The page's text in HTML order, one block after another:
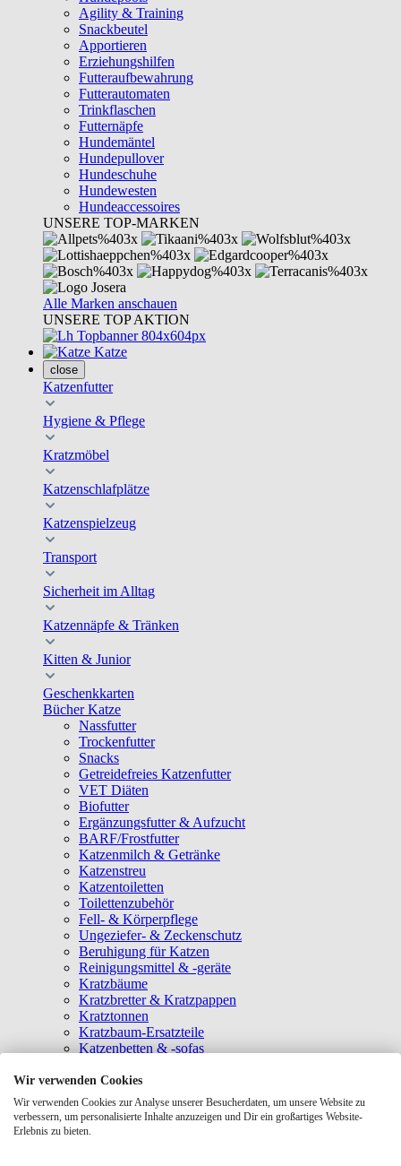
Agility & Training
Snackbeutel
Apportieren
Erziehungshilfen
Futteraufbewahrung
Futterautomaten
Trinkflaschen
Futternäpfe
Hundemäntel
Hundepullover
Hundeschuhe
Hundewesten
Hundeaccessoires
UNSERE TOP-MARKEN
Alle Marken anschauen
UNSERE TOP AKTION
Katze
close
Katzenfutter
Hygiene & Pflege
Kratzmöbel
Katzenschlafplätze
Katzenspielzeug
Transport
Sicherheit im Alltag
Katzennäpfe & Tränken
Kitten & Junior
Geschenkkarten
Bücher Katze
Nassfutter
Trockenfutter
Snacks
Getreidefreies Katzenfutter
VET Diäten
Biofutter
Ergänzungsfutter & Aufzucht
BARF/Frostfutter
Katzenmilch & Getränke
Katzenstreu
Katzentoiletten
Toilettenzubehör
Fell- & Körperpflege
Ungeziefer- & Zeckenschutz
Beruhigung für Katzen
Reinigungsmittel & -geräte
Kratzbäume
Kratzbretter & Kratzpappen
Kratztonnen
Kratzbaum-Ersatzteile
Katzenbetten & -sofas
Katzenhäuser
Hängematten & Fensterliegeplätze
Katzendecken & -matten
Baldrian- & Catnipspielzeug
Wir verwenden Cookies
Wir verwenden Cookies zur Analyse unserer Besucherdaten, um unsere Website zu
verbessern, um personalisierte Inhalte anzuzeigen und Dir ein großartiges Website-
Erlebnis zu bieten.